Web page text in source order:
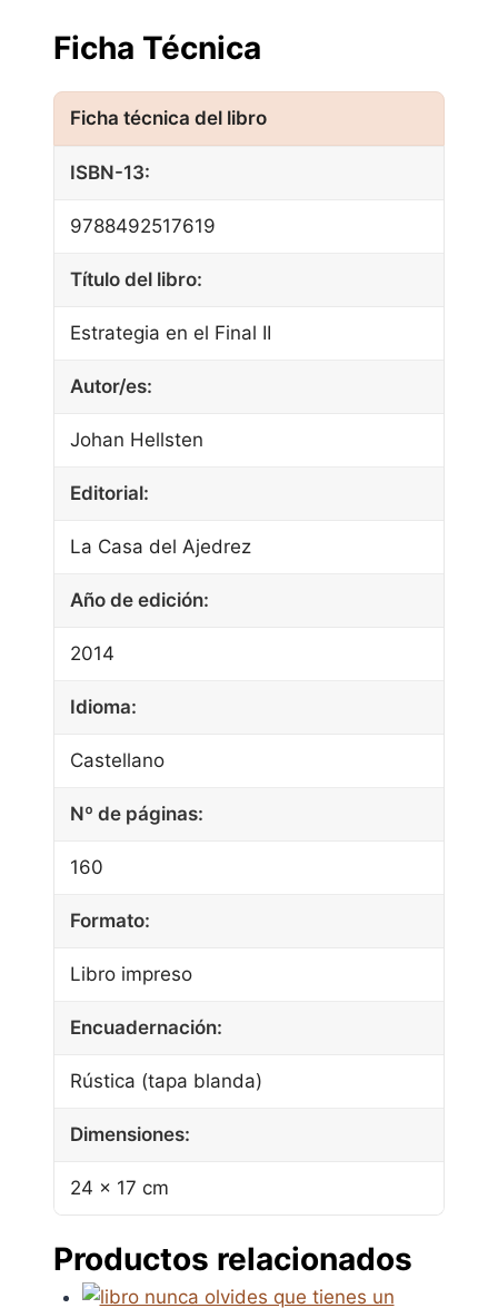
Ficha Técnica
ISBN-13:
9788492517619
Título del libro:
Estrategia en el Final II
Autor/es:
Johan Hellsten
Editorial:
La Casa del Ajedrez
Año de edición:
2014
Idioma:
Castellano
Nº de páginas:
160
Formato:
Libro impreso
Encuadernación:
Rústica (tapa blanda)
Dimensiones:
24 × 17 cm
Productos relacionados